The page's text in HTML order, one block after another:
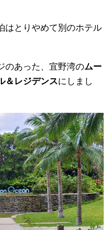
はとりやめて別のホテル
のあった、宜野湾のムー
＆レジデンスにしまし